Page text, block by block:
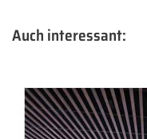
Auch interessant: